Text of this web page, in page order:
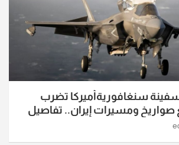
سنغافوريةأميركا تضرب
صواريخ ومسيرات إيران.. تفاصيل